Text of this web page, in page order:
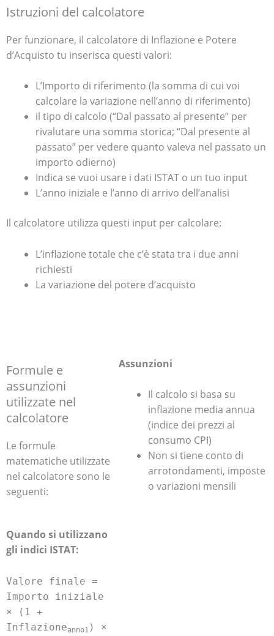
Istruzioni del calcolatore
Per funzionare, il calcolatore di Inflazione e Potere
d’Acquisto tu inserisca questi valori:
L’Importo di riferimento (la somma di cui voi
calcolare la variazione nell’anno di riferimento)
il tipo di calcolo (“Dal passato al presente” per
rivalutare una somma storica; “Dal presente al
passato” per vedere quanto valeva nel passato un
importo odierno)
Indica se vuoi usare i dati ISTAT o un tuo input
L’anno iniziale e l’anno di arrivo dell’analisi
Il calcolatore utilizza questi input per calcolare:
L’inflazione totale che c’è stata tra i due anni
richiesti
La variazione del potere d’acquisto
Formule e
assunzioni
utilizzate nel
calcolatore
Le formule
matematiche utilizzate
nel calcolatore sono le
seguenti:
Quando si utilizzano
gli indici ISTAT:
Valore finale =
Importo iniziale
× (1 +
Inflazioneanno1 ) ×
Assunzioni
Il calcolo si basa su
inflazione media annua
(indice dei prezzi al
consumo CPI)
Non si tiene conto di
arrotondamenti, imposte
o variazioni mensili